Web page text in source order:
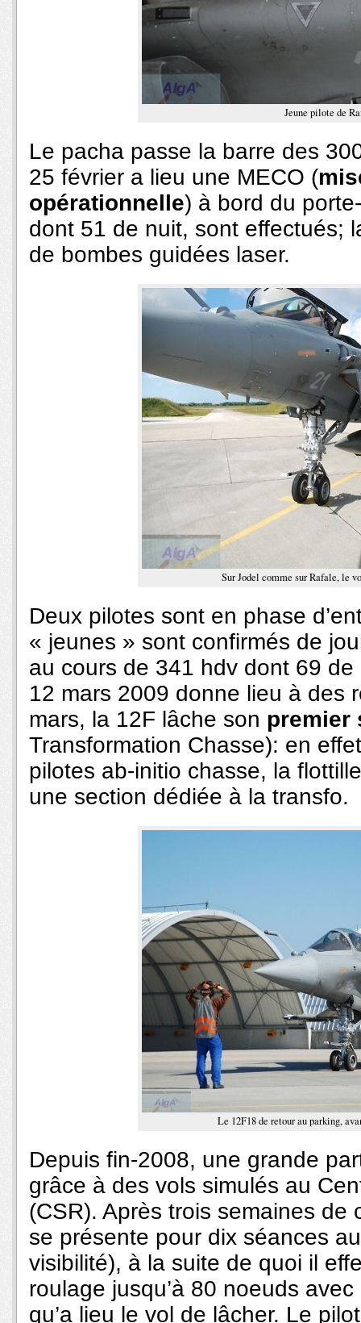
Jeune pilote de
Le pacha passe la barre des
25 février a lieu une MECO (
opérationnelle) à bord du
dont 51 de nuit, sont effectués;
de bombes guidées laser.
Sur Jodel comme sur Rafale, le
Deux pilotes sont en phase
« jeunes » sont confirmés de jour
au cours de 341 hdv dont 69 de
12 mars 2009 donne lieu à des
mars, la 12F lâche son premier
Transformation Chasse): en
pilotes ab-initio chasse, la
une section dédiée à la transfo.
Le 12F18 de retour au parking,
Depuis fin-2008, une grande
grâce à des vols simulés au
(CSR). Après trois semaines de
se présente pour dix séances
visibilité), à la suite de quoi il
roulage jusqu’à 80 noeuds
qu’a lieu le vol de lâcher. Le